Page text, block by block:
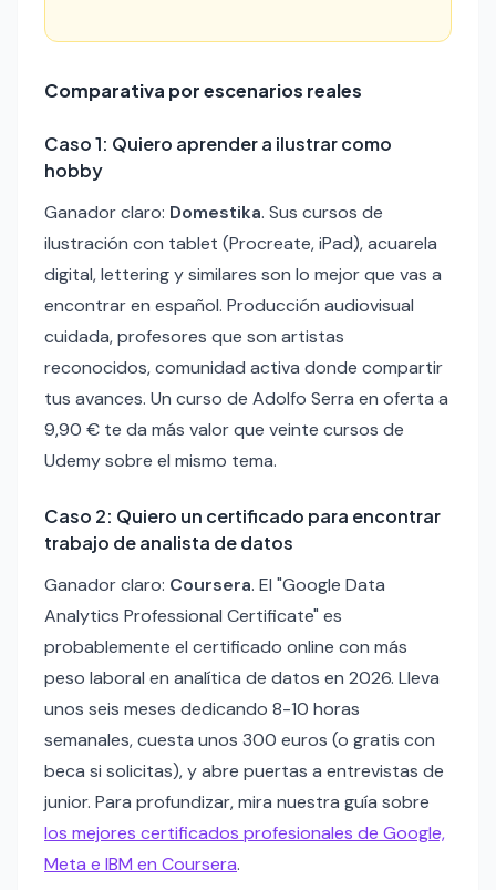
Comparativa por escenarios reales
Caso 1: Quiero aprender a ilustrar como
hobby
Ganador claro: Domestika. Sus cursos de
ilustración con tablet (Procreate, iPad), acuarela
digital, lettering y similares son lo mejor que vas a
encontrar en español. Producción audiovisual
cuidada, profesores que son artistas
reconocidos, comunidad activa donde compartir
tus avances. Un curso de Adolfo Serra en oferta a
9,90 € te da más valor que veinte cursos de
Udemy sobre el mismo tema.
Caso 2: Quiero un certificado para encontrar
trabajo de analista de datos
Ganador claro: Coursera. El "Google Data
Analytics Professional Certificate" es
probablemente el certificado online con más
peso laboral en analítica de datos en 2026. Lleva
unos seis meses dedicando 8-10 horas
semanales, cuesta unos 300 euros (o gratis con
beca si solicitas), y abre puertas a entrevistas de
junior. Para profundizar, mira nuestra guía sobre
los mejores certificados profesionales de Google,
Meta e IBM en Coursera.